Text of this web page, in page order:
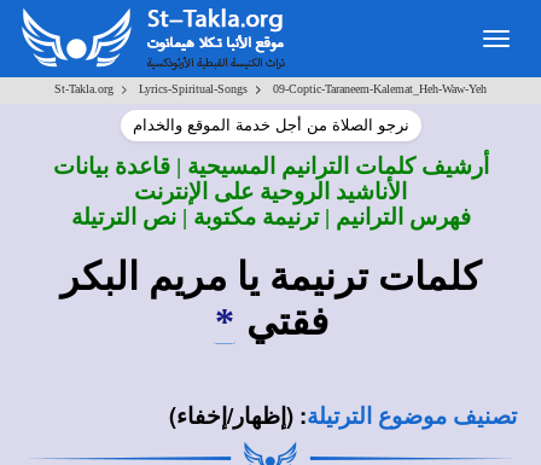
St-Takla.org > Lyrics-Spiritual-Songs > 09-Coptic-Taraneem-Kalemat_Heh-Waw-Yeh
نرجو الصلاة من أجل خدمة الموقع والخدام
أرشيف كلمات الترانيم المسيحية | قاعدة بيانات
الأناشيد الروحية على الإنترنت
فهرس الترانيم | ترنيمة مكتوبة | نص الترتيلة
كلمات ترنيمة يا مريم البكر
فقتي *
تصنيف موضوع الترتيلة: (إظهار/إخفاء)